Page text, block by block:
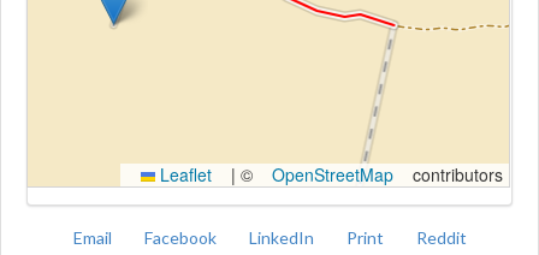
Leaflet | © OpenStreetMap contributors
Email Facebook LinkedIn Print
Reddit